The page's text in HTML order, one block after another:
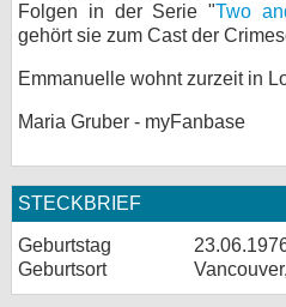
Folgen in der Serie "Two
gehört sie zum Cast der
Emmanuelle wohnt zurzeit in
Maria Gruber - myFanbase
STECKBRIEF
Geburtstag
Geburtsort